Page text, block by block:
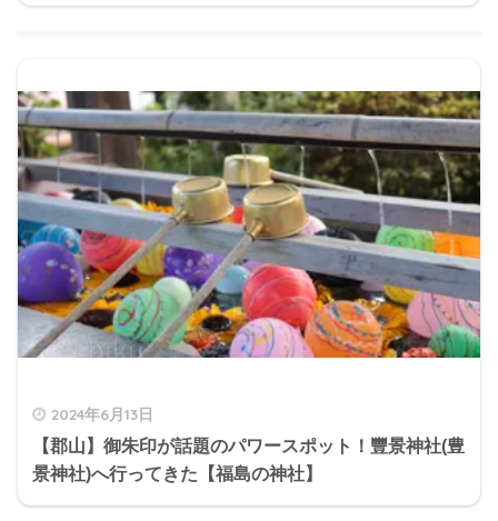
2024年6月13日
【郡山】御朱印が話題のパワースポット！豐景神社(豊
景神社)へ行ってきた【福島の神社】